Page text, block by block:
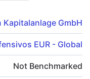
Kapitalanlage GmbH
EUR - Global
Not Benchmarked